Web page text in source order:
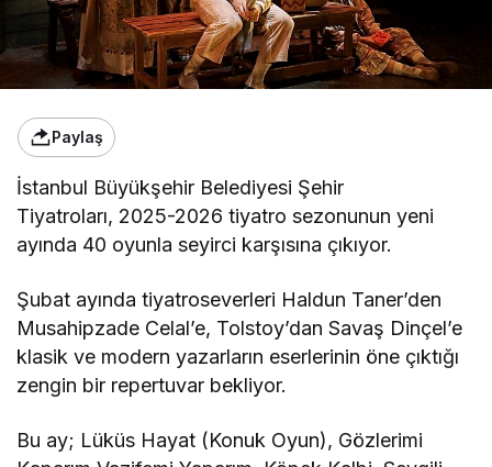
Paylaş
İstanbul Büyükşehir Belediyesi Şehir
Tiyatroları, 2025-2026 tiyatro sezonunun yeni
ayında 40 oyunla seyirci karşısına çıkıyor.
Şubat ayında tiyatroseverleri Haldun Taner’den
Musahipzade Celal’e, Tolstoy’dan Savaş Dinçel’e
klasik ve modern yazarların eserlerinin öne çıktığı
zengin bir repertuvar bekliyor.
Bu ay; Lüküs Hayat (Konuk Oyun), Gözlerimi